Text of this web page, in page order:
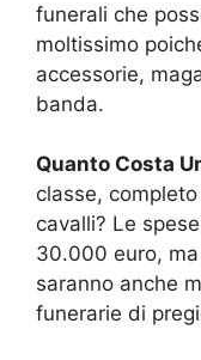
funerali che
moltissimo
accessorie,
banda.
Quanto Costa
classe,
cavalli? Le
30.000 euro,
saranno anche
funerarie di